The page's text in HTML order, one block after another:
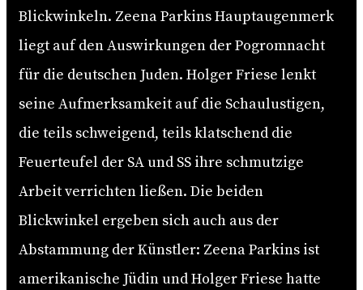
Blickwinkeln. Zeena Parkins Hauptaugenmerk
liegt auf den Auswirkungen der Pogromnacht
für die deutschen Juden. Holger Friese lenkt
seine Aufmerksamkeit auf die Schaulustigen,
die teils schweigend, teils klatschend die
Feuerteufel der SA und SS ihre schmutzige
Arbeit verrichten ließen. Die beiden
Blickwinkel ergeben sich auch aus der
Abstammung der Künstler: Zeena Parkins ist
amerikanische Jüdin und Holger Friese hatte